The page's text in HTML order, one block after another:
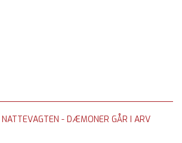
NATTEVAGTEN - DÆMONER GÅR I ARV